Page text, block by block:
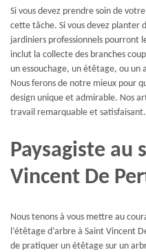
Si vous devez prendre soin de
cette tâche. Si vous devez planter
jardiniers professionnels pourront
inclut la collecte des branches
un essouchage, un étêtage, ou un
Nous ferons de notre mieux pour
design unique et admirable. Nos
travail remarquable et satisfaisant.
Paysagiste au
Vincent De
Nous tenons à vous mettre au
l’étêtage d’arbre à Saint Vincent
de pratiquer un étêtage sur un